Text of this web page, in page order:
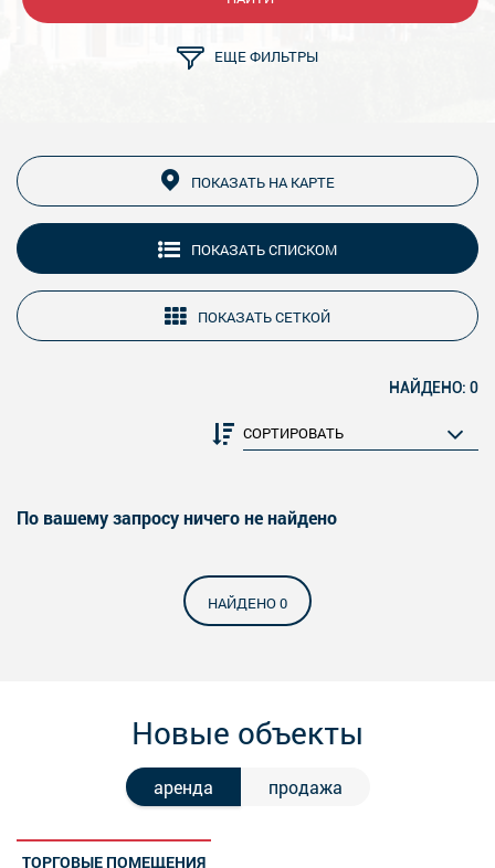
ЕЩЕ ФИЛЬТРЫ
ПОКАЗАТЬ НА КАРТЕ
ПОКАЗАТЬ СПИСКОМ
ПОКАЗАТЬ СЕТКОЙ
НАЙДЕНО: 0
По вашему запросу ничего не найдено
НАЙДЕНО 0
Новые объекты
аренда продажа
ТОРГОВЫЕ ПОМЕЩЕНИЯ